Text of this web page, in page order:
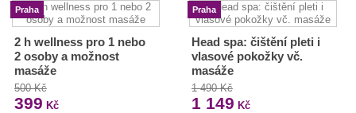
Praha
2 h wellness pro 1 nebo
2 osoby a možnost
masáže
500 Kč
399 Kč
Praha
Head spa: čištění pleti i
vlasové pokožky vč.
masáže
1 490 Kč
1 149 Kč